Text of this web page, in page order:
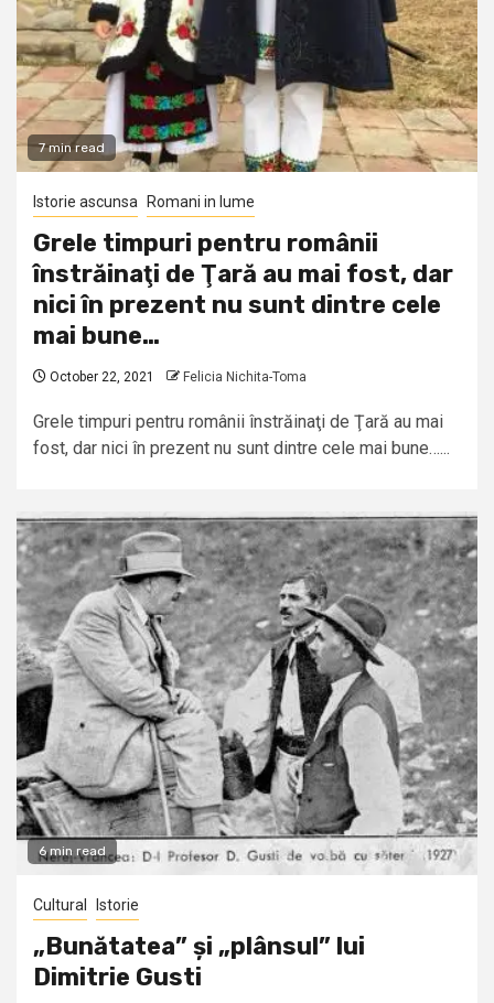
7 min read
Istorie ascunsa Romani in lume
Grele timpuri pentru românii
înstrăinaţi de Ţară au mai fost, dar
nici în prezent nu sunt dintre cele
mai bune…
October 22, 2021 Felicia Nichita-Toma
Grele timpuri pentru românii înstrăinaţi de Ţară au mai
fost, dar nici în prezent nu sunt dintre cele mai bune…...
6 min read
Cultural Istorie
„Bunătatea” și „plânsul” lui
Dimitrie Gusti